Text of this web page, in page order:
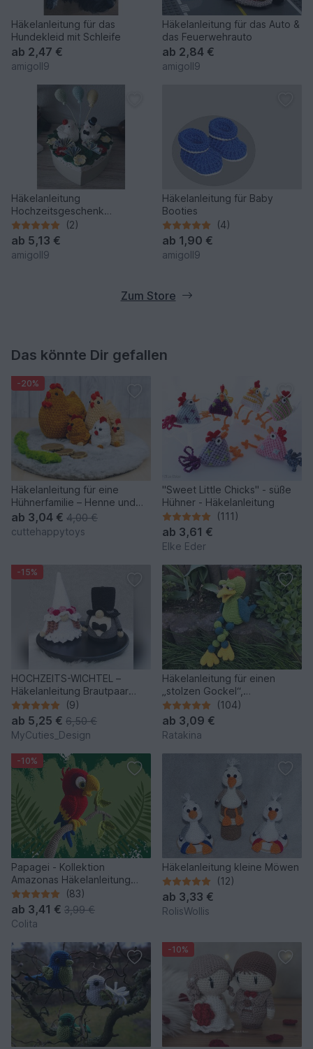
Häkelanleitung für das
Hundekleid mit Schleife
ab 2,47 €
amigoll9
Häkelanleitung für das Auto &
das Feuerwehrauto
ab 2,84 €
amigoll9
Häkelanleitung
Hochzeitsgeschenk
Taubenpärchen.
(2)
ab 5,13 €
amigoll9
Häkelanleitung für Baby
Booties
(4)
ab 1,90 €
amigoll9
Zum Store
Das könnte Dir gefallen
-20%
Häkelanleitung für eine
Hühnerfamilie – Henne und
Küken aus Chenillegarn
ab 3,04 € 4,00 €
cuttehappytoys
"Sweet Little Chicks" - süße
Hühner - Häkelanleitung
(111)
ab 3,61 €
Elke Eder
-15%
HOCHZEITS-WICHTEL –
Häkelanleitung Brautpaar
Gnome
(9)
ab 5,25 € 6,50 €
MyCuties_Design
Häkelanleitung für einen
„stolzen Gockel“,
Kantenhocker(104)
ab 3,09 €
Ratakina
-10%
Papagei - Kollektion
Amazonas Häkelanleitung
Amigurumi
(83)
ab 3,41 € 3,99 €
Colita
Häkelanleitung kleine Möwen
(12)
ab 3,33 €
RolisWollis
-10%